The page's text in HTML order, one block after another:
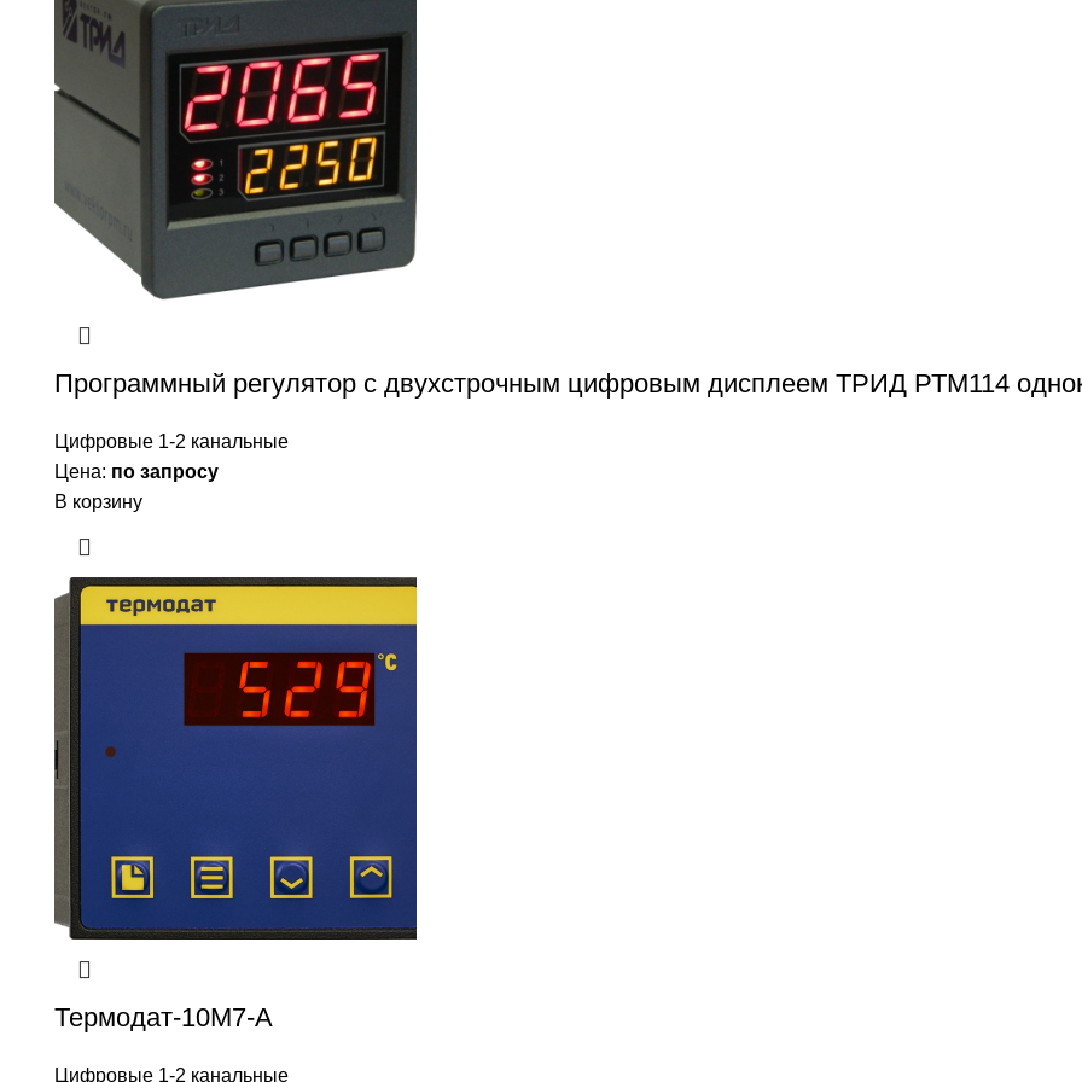
Программный регулятор с двухстрочным цифровым дисплеем ТРИД РТМ114
Цифровые 1-2 канальные
Цена: по запросу
В корзину
Термодат-10M7-А
Цифровые 1-2 канальные